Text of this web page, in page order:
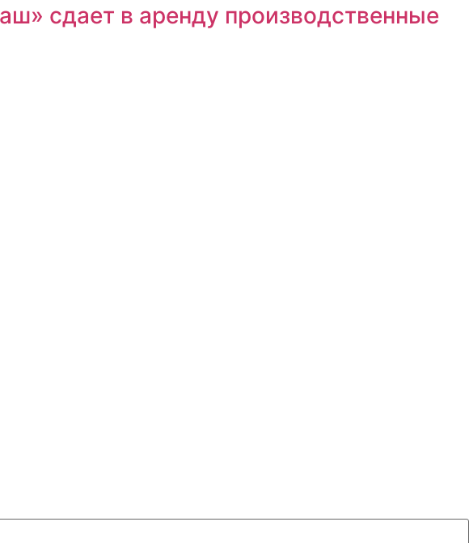
сдает в аренду производственные